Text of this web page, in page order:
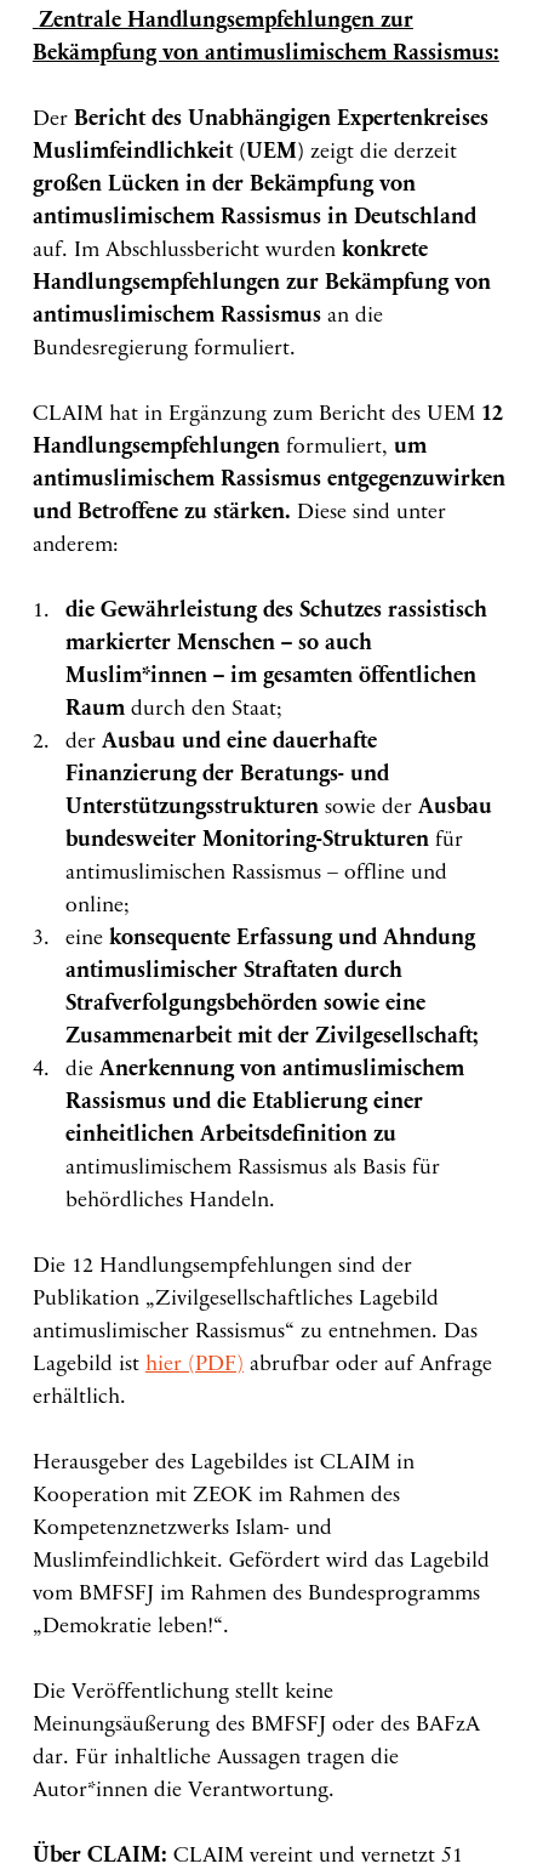
Zentrale Handlungsempfehlungen zur
Bekämpfung von antimuslimischem Rassismus:
DerBericht des Unabhängigen Expertenkreises
Muslimfeindlichkeit (UEM) zeigt die derzeit
großen Lücken in der Bekämpfung von
antimuslimischem Rassismus in Deutschland
auf. Im Abschlussbericht wurdenkonkrete
Handlungsempfehlungen zur Bekämpfung von
antimuslimischem Rassismus an die
Bundesregierung formuliert.
CLAIM hat in Ergänzung zum Bericht des UEM 12
Handlungsempfehlungen formuliert, um
antimuslimischem Rassismus entgegenzuwirken
und Betroffene zu stärken. Diese sind unter
anderem:
die Gewährleistung des Schutzes rassistisch
markierter Menschen – so auch
Muslim*innen – im gesamten öffentlichen
Raumdurch den Staat;
der Ausbau und eine dauerhafte
Finanzierung der Beratungs- und
Unterstützungsstrukturensowie der Ausbau
bundesweiter Monitoring-Strukturenfür
antimuslimischen Rassismus – offline und
online;
eine konsequente Erfassung und Ahndung
antimuslimischer Straftaten durch
Strafverfolgungsbehörden sowie eine
Zusammenarbeit mit der Zivilgesellschaft;
die Anerkennung von antimuslimischem
Rassismus und die Etablierung einer
einheitlichen Arbeitsdefinition zu
antimuslimischem Rassismus als Basis für
behördliches Handeln.
Die 12 Handlungsempfehlungen sind der
Publikation „Zivilgesellschaftliches Lagebild
antimuslimischer Rassismus“ zu entnehmen. Das
Lagebild ist hier (PDF) abrufbar oder auf Anfrage
erhältlich.
Herausgeber des Lagebildes ist CLAIM in
Kooperation mit ZEOK im Rahmen des
Kompetenznetzwerks Islam- und
Muslimfeindlichkeit. Gefördert wird das Lagebild
vom BMFSFJ im Rahmen des Bundesprogramms
„Demokratie leben!“.
Die Veröffentlichung stellt keine
Meinungsäußerung des BMFSFJ oder des BAFzA
dar. Für inhaltliche Aussagen tragen die
Autor*innen die Verantwortung.
Über CLAIM: CLAIM vereint und vernetzt 51